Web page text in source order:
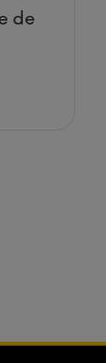
de